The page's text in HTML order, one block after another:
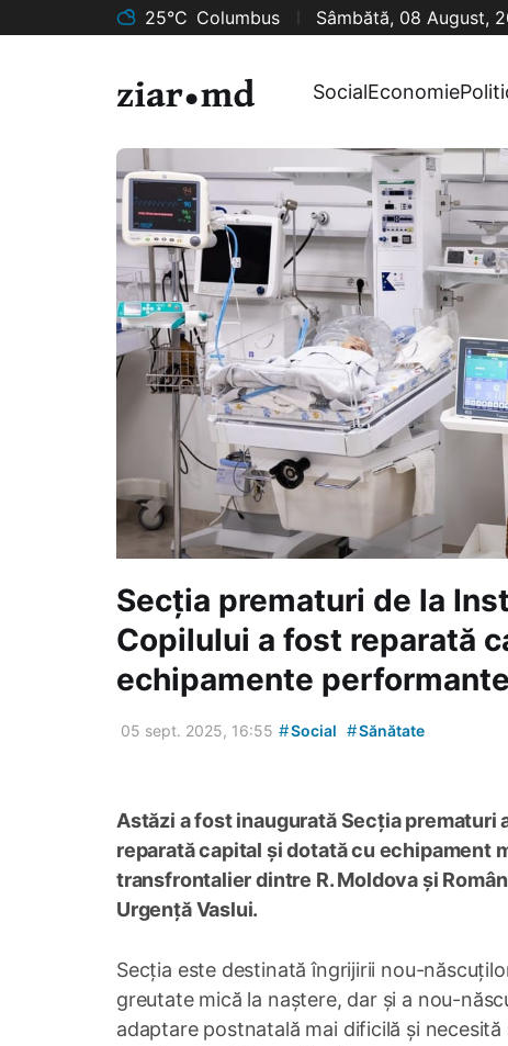
25°C Columbus Sâmbătă, 08 August,
SocialEconomie
Secția prematuri de la
Copilului a fost reparată
echipamente performante
05 sept. 2025, 16:55 #Social #Sănătate
Astăzi a fost inaugurată Secția prematuri
reparată capital și dotată cu echipament
transfrontalier dintre R. Moldova și
Urgență Vaslui.
Secția este destinată îngrijirii nou-
greutate mică la naștere, dar și a nou-
adaptare postnatală mai dificilă și